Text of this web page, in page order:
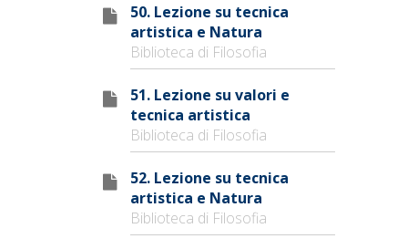
50. Lezione su tecnica
artistica e Natura
Biblioteca di Filosofia
51. Lezione su valori e
tecnica artistica
Biblioteca di Filosofia
52. Lezione su tecnica
artistica e Natura
Biblioteca di Filosofia